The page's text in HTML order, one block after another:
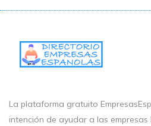
La plataforma gratuito
intención de ayudar a las